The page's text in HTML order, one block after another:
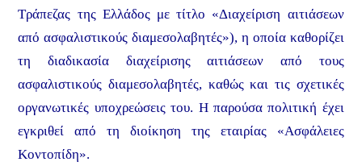
Τράπεζας της Ελλάδος με τίτλο «Διαχείριση αιτιάσεων
από ασφαλιστικούς διαμεσολαβητές»), η οποία καθορίζει
τη διαδικασία διαχείρισης αιτιάσεων από τους
ασφαλιστικούς διαμεσολαβητές, καθώς και τις σχετικές
οργανωτικές υποχρεώσεις του. H παρούσα πολιτική έχει
εγκριθεί από τη διοίκηση της εταιρίας «Ασφάλειες
Κοντοπίδη».